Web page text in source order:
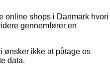
online shops i Danmark hvori
gennemfører en
ønsker ikke at påtage os
data.